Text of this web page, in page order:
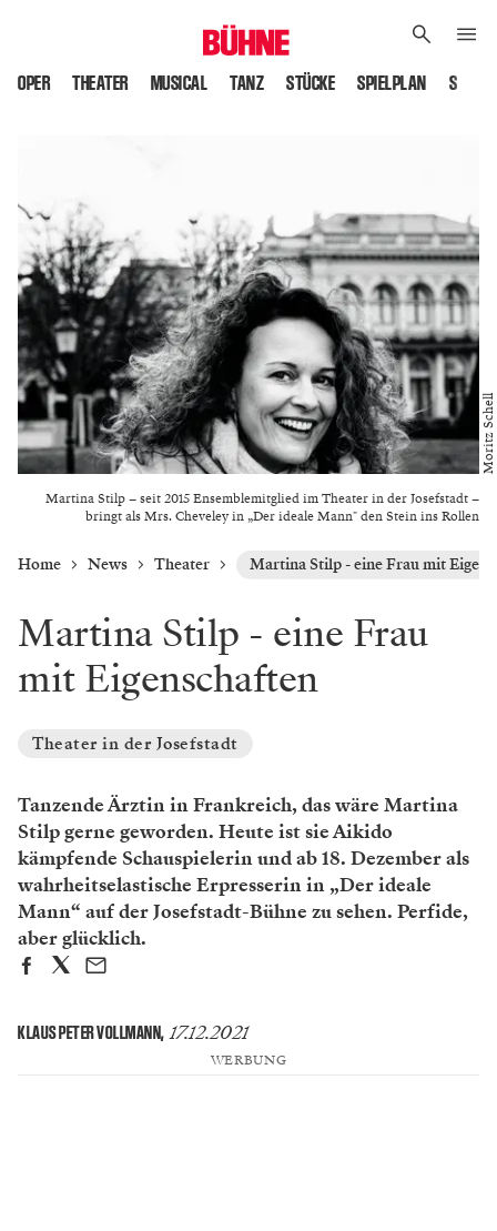
OPER THEATER MUSICAL TANZ STÜCKE SPIELPLAN
Martina Stilp – seit 2015 Ensemblemitglied im Theater in der Josefstadt –
bringt als Mrs. Cheveley in „Der ideale Mann" den Stein ins Rollen
Moritz Schell
Home News Theater Martina Stilp - eine Frau mit
Martina Stilp - eine Frau
mit Eigenschaften
Theater in der Josefstadt
Tanzende Ärztin in Frankreich, das wäre Martina
Stilp gerne geworden. Heute ist sie Aikido
kämpfende Schauspielerin und ab 18. Dezember als
wahrheitselastische Erpresserin in „Der ideale
Mann“ auf der Josefstadt-Bühne zu sehen. Perfide,
aber glücklich.
KLAUS PETER VOLLMANN, 17.12.2021
WERBUNG